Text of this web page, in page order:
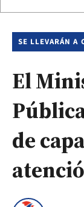
SE LLEVARÁN A
El
de